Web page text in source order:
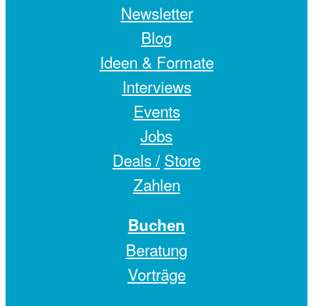
Newsletter
Blog
Ideen & Formate
Interviews
Events
Jobs
Deals / Store
Zahlen
Buchen
Beratung
Vorträge